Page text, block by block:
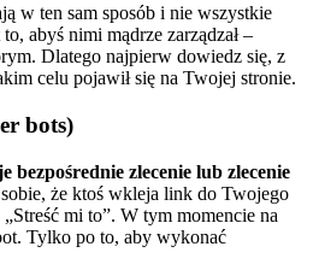
w ten sam sposób i nie wszystkie
abyś nimi mądrze zarządzał –
Dlatego najpierw dowiedz się, z
celu pojawił się na Twojej stronie.
bots)
bezpośrednie zlecenie lub zlecenie
że ktoś wkleja link do Twojego
mi to”. W tym momencie na
Tylko po to, aby wykonać